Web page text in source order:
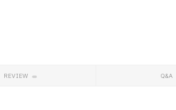
REVIEW Q&A